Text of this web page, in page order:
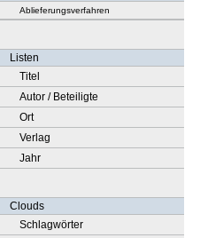
Ablieferungsverfahren
Listen
Titel
Autor / Beteiligte
Ort
Verlag
Jahr
Clouds
Schlagwörter